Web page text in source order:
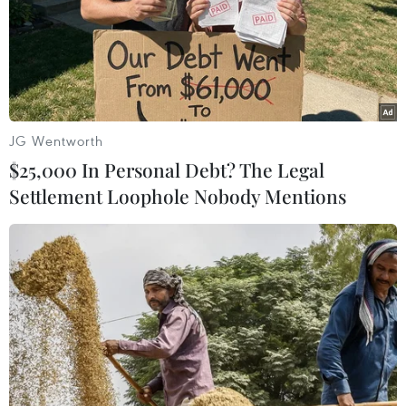
Tiếp tục không có ca mắc COVID-19 mới,
WHO đánh giá cao Việt Nam
21/04/2020 11:23
JG Wentworth
$25,000 In Personal Debt? The Legal
Settlement Loophole Nobody Mentions